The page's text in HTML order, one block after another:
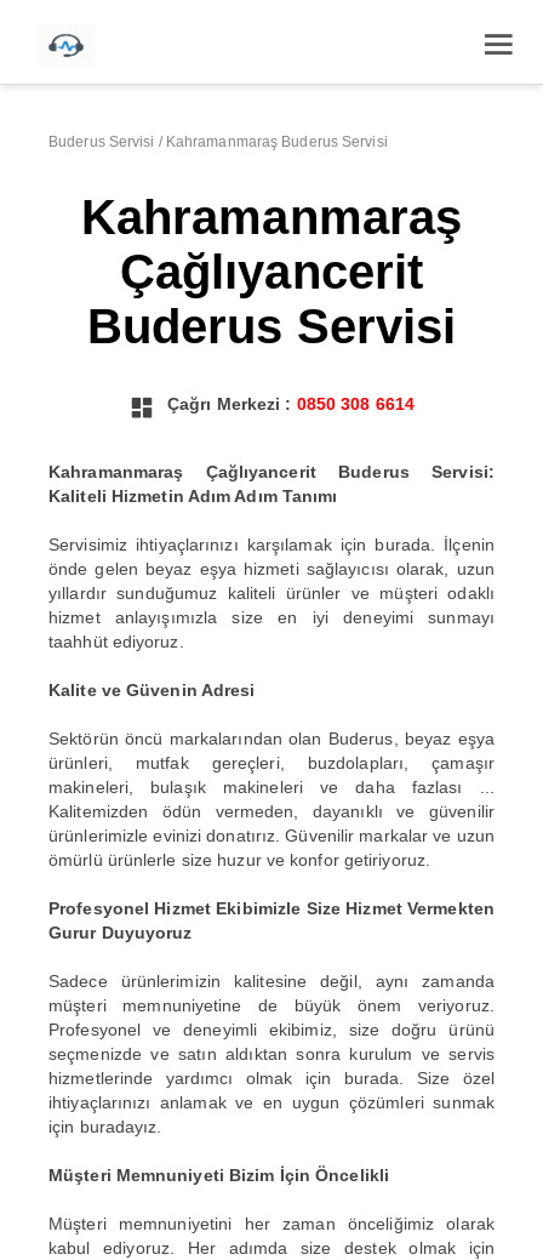
Buderus Servisi / Kahramanmaraş Buderus Servisi
Kahramanmaraş
Çağlıyancerit
Buderus Servisi
Çağrı Merkezi : 0850 308 6614
Kahramanmaraş Çağlıyancerit Buderus Servisi:
Kaliteli Hizmetin Adım Adım Tanımı
Servisimiz ihtiyaçlarınızı karşılamak için burada. İlçenin
önde gelen beyaz eşya hizmeti sağlayıcısı olarak, uzun
yıllardır sunduğumuz kaliteli ürünler ve müşteri odaklı
hizmet anlayışımızla size en iyi deneyimi sunmayı
taahhüt ediyoruz.
Kalite ve Güvenin Adresi
Sektörün öncü markalarından olan Buderus, beyaz eşya
ürünleri, mutfak gereçleri, buzdolapları, çamaşır
makineleri, bulaşık makineleri ve daha fazlası ...
Kalitemizden ödün vermeden, dayanıklı ve güvenilir
ürünlerimizle evinizi donatırız. Güvenilir markalar ve uzun
ömürlü ürünlerle size huzur ve konfor getiriyoruz.
Profesyonel Hizmet Ekibimizle Size Hizmet Vermekten
Gurur Duyuyoruz
Sadece ürünlerimizin kalitesine değil, aynı zamanda
müşteri memnuniyetine de büyük önem veriyoruz.
Profesyonel ve deneyimli ekibimiz, size doğru ürünü
seçmenizde ve satın aldıktan sonra kurulum ve servis
hizmetlerinde yardımcı olmak için burada. Size özel
ihtiyaçlarınızı anlamak ve en uygun çözümleri sunmak
için buradayız.
Müşteri Memnuniyeti Bizim İçin Öncelikli
Müşteri memnuniyetini her zaman önceliğimiz olarak
kabul ediyoruz. Her adımda size destek olmak için